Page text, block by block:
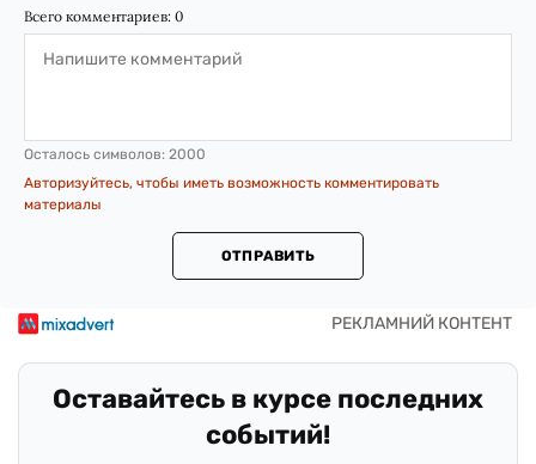
Всего комментариев: 0
Осталось символов: 2000
Авторизуйтесь, чтобы иметь возможность комментировать
материалы
ОТПРАВИТЬ
Оставайтесь в курсе последних
событий!